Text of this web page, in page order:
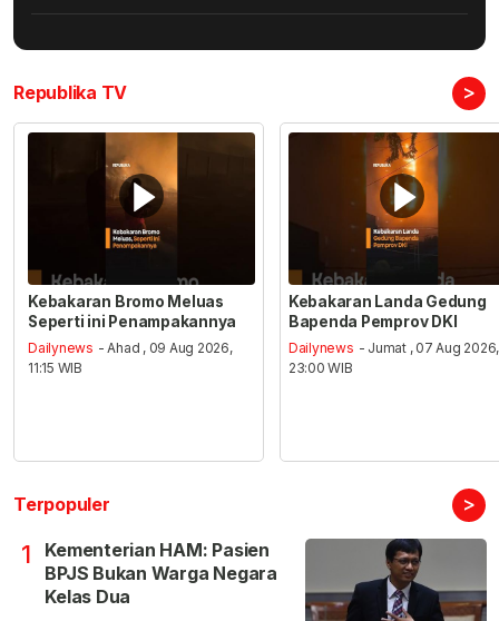
Republika TV >
Kebakaran Bromo Meluas
Seperti ini Penampakannya
Dailynews - Ahad , 09 Aug 2026,
11:15 WIB
Kebakaran Landa Gedung
Bapenda Pemprov DKI
Dailynews - Jumat , 07 Aug 2026,
23:00 WIB
Terpopuler >
1
Kementerian HAM: Pasien
BPJS Bukan Warga Negara
Kelas Dua